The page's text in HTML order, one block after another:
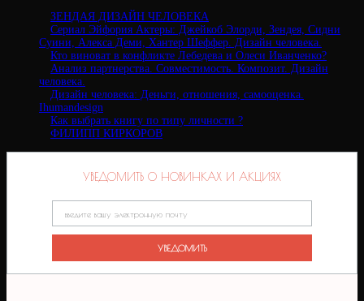
ЗЕНДАЯ ДИЗАЙН ЧЕЛОВЕКА
Сериал Эйфория Актеры: Джейкоб Элорди, Зендея, Сидни
Суини, Алекса Деми, Хантер Шеффер. Дизайн человека.
Кто виноват в конфликте Лебедева и Олеси Иванченко?
Анализ партнерства. Совместимость. Композит. Дизайн
человека.
Дизайн человека: Деньги, отношения, самооценка.
Ihumandesign
Как выбрать книгу по типу личности ?
ФИЛИПП КИРКОРОВ
УВЕДОМИТЬ О НОВИНКАХ И АКЦИЯХ